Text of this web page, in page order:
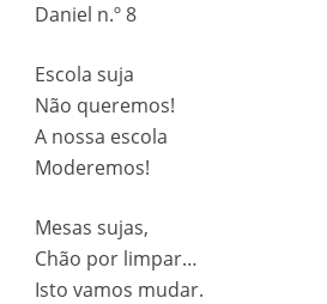
Daniel n.º 8
Escola suja
Não queremos!
A nossa escola
Moderemos!
Mesas sujas,
Chão por limpar…
Isto vamos mudar.